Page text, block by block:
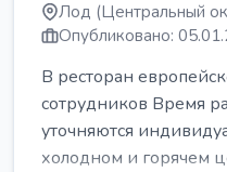
Лод (Центральный
Опубликовано:
В ресторан
сотрудников Время
уточняются
холодном и горячем